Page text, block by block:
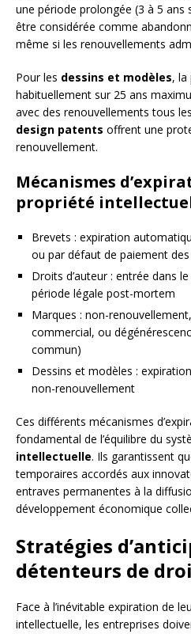
une période prolongée (3 à 5
être considérée comme
même si les renouvellements
Pour les dessins et modèles, la
habituellement sur 25 ans
avec des renouvellements tous
design patents offrent une
renouvellement.
Mécanismes
propriété
Brevets : expiration
ou par défaut de paiement
Droits d’auteur : entrée dans
période légale post-mortem
Marques : non-
commercial, ou
commun)
Dessins et modèles :
non-renouvellement
Ces différents mécanismes
fondamental de l’équilibre du
intellectuelle. Ils garantissent
temporaires accordés aux
entraves permanentes à la
développement économique
Stratégies
détenteurs de
Face à l’inévitable expiration de
intellectuelle, les entreprises